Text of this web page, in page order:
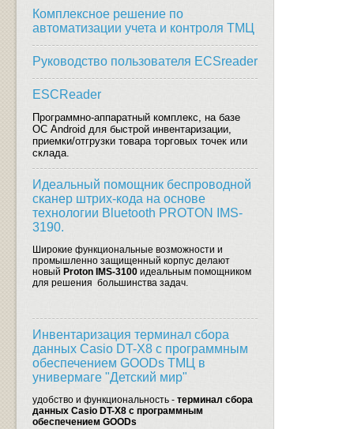
Комплексное решение по
автоматизации учета и контроля ТМЦ
Руководство пользователя ECSreader
ESCReader
Программно-аппаратный комплекс, на базе
ОС Android для быстрой инвентаризации,
приемки/отгрузки товара торговых точек или
склада.
Идеальный помощник беспроводной
сканер штрих-кода на основе
технологии Bluetooth PROTON IMS-
3190.
Широкие функциональные возможности и
промышленно защищенный корпус делают
новый Proton IMS-3100 идеальным помощником
для решения большинства задач.
Инвентаризация терминал сбора
данных Casio DT-X8 с программным
обеспечением GOODs ТМЦ в
универмаге "Детский мир"
удобство и функциональность - терминал сбора
данных Casio DT-X8 с программным
обеспечением GOODs